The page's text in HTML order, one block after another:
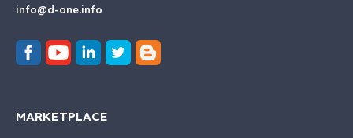
info@d-one.info
MARKETPLACE